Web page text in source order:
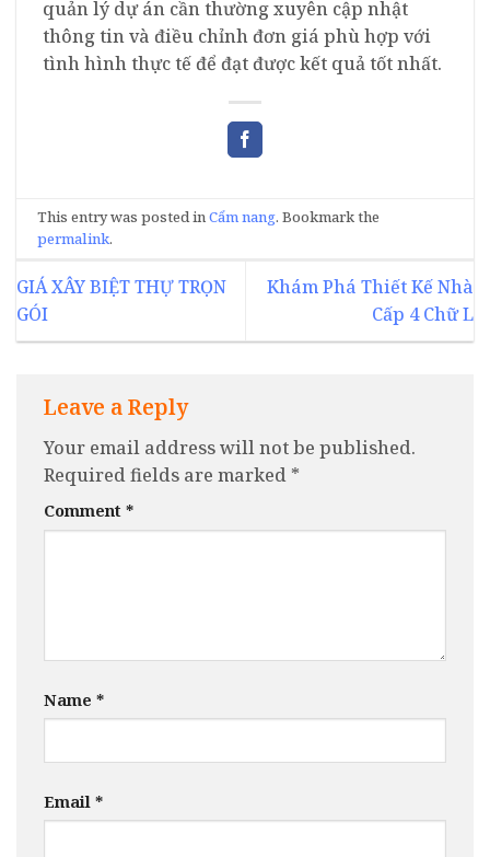
quản lý dự án cần thường xuyên cập nhật
thông tin và điều chỉnh đơn giá phù hợp với
tình hình thực tế để đạt được kết quả tốt nhất.
This entry was posted inCẩm nang. Bookmark the
permalink.
GIÁ XÂY BIỆT THỰ TRỌN
GÓI
Khám Phá Thiết Kế Nhà
Cấp 4 Chữ L
Leave a Reply
Your email address will not be published.
Required fields are marked *
Comment *
Name *
Email *